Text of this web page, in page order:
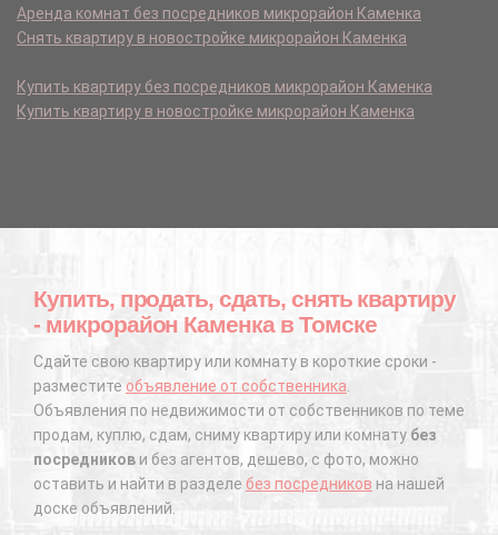
Аренда комнат без посредников микрорайон Каменка
Снять квартиру в новостройке микрорайон Каменка
Купить квартиру без посредников микрорайон Каменка
Купить квартиру в новостройке микрорайон Каменка
Купить, продать, сдать, снять квартиру
- микрорайон Каменка в Томске
Сдайте свою квартиру или комнату в короткие сроки -
разместите объявление от собственника.
Объявления по недвижимости от собственников по теме
продам, куплю, сдам, сниму квартиру или комнату без
посредников и без агентов, дешево, с фото, можно
оставить и найти в разделе без посредников на нашей
доске объявлений.